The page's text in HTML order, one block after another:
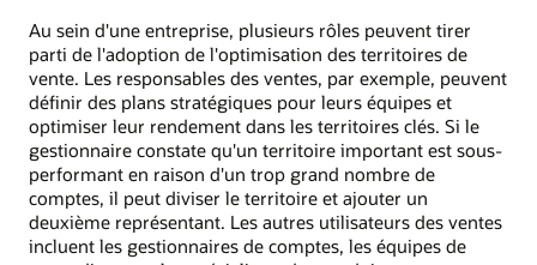
Au sein d'une entreprise, plusieurs rôles peuvent tirer
parti de l'adoption de l'optimisation des territoires de
vente. Les responsables des ventes, par exemple, peuvent
définir des plans stratégiques pour leurs équipes et
optimiser leur rendement dans les territoires clés. Si le
gestionnaire constate qu'un territoire important est sous-
performant en raison d'un trop grand nombre de
comptes, il peut diviser le territoire et ajouter un
deuxième représentant. Les autres utilisateurs des ventes
incluent les gestionnaires de comptes, les équipes de